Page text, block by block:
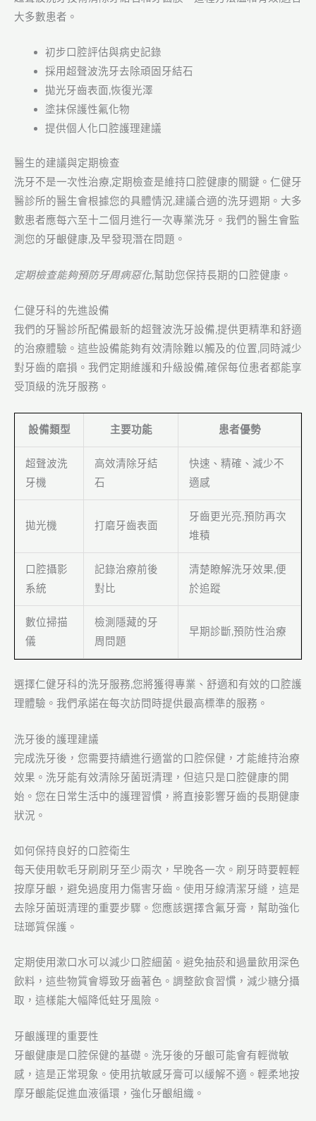
大多數患者。
初步口腔評估與病史記錄
採用超聲波洗牙去除頑固牙結石
拋光牙齒表面,恢復光澤
塗抹保護性氟化物
提供個人化口腔護理建議
醫生的建議與定期檢查
洗牙不是一次性治療,定期檢查是維持口腔健康的關鍵。仁健牙
醫診所的醫生會根據您的具體情況,建議合適的洗牙週期。大多
數患者應每六至十二個月進行一次專業洗牙。我們的醫生會監
測您的牙齦健康,及早發現潛在問題。
定期檢查能夠預防牙周病惡化,幫助您保持長期的口腔健康。
仁健牙科的先進設備
我們的牙醫診所配備最新的超聲波洗牙設備,提供更精準和舒適
的治療體驗。這些設備能夠有效清除難以觸及的位置,同時減少
對牙齒的磨損。我們定期維護和升級設備,確保每位患者都能享
受頂級的洗牙服務。
設備類型 主要功能 患者優勢
超聲波洗
牙機
高效清除牙結
石
快速、精確、減少不
適感
拋光機 打磨牙齒表面
牙齒更光亮,預防再次
堆積
口腔攝影
系統
記錄治療前後
對比
清楚瞭解洗牙效果,便
於追蹤
數位掃描
儀
檢測隱藏的牙
周問題
早期診斷,預防性治療
選擇仁健牙科的洗牙服務,您將獲得專業、舒適和有效的口腔護
理體驗。我們承諾在每次訪問時提供最高標準的服務。
洗牙後的護理建議
完成洗牙後，您需要持續進行適當的口腔保健，才能維持治療
效果。洗牙能有效清除牙菌斑清理，但這只是口腔健康的開
始。您在日常生活中的護理習慣，將直接影響牙齒的長期健康
狀況。
如何保持良好的口腔衛生
每天使用軟毛牙刷刷牙至少兩次，早晚各一次。刷牙時要輕輕
按摩牙齦，避免過度用力傷害牙齒。使用牙線清潔牙縫，這是
去除牙菌斑清理的重要步驟。您應該選擇含氟牙膏，幫助強化
琺瑯質保護。
定期使用漱口水可以減少口腔細菌。避免抽菸和過量飲用深色
飲料，這些物質會導致牙齒著色。調整飲食習慣，減少糖分攝
取，這樣能大幅降低蛀牙風險。
牙齦護理的重要性
牙齦健康是口腔保健的基礎。洗牙後的牙齦可能會有輕微敏
感，這是正常現象。使用抗敏感牙膏可以緩解不適。輕柔地按
摩牙齦能促進血液循環，強化牙齦組織。